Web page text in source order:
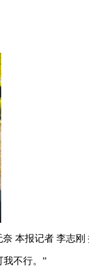
本报记者 李志刚
我不行。”